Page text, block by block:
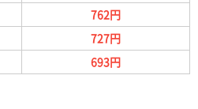
762円
727円
693円